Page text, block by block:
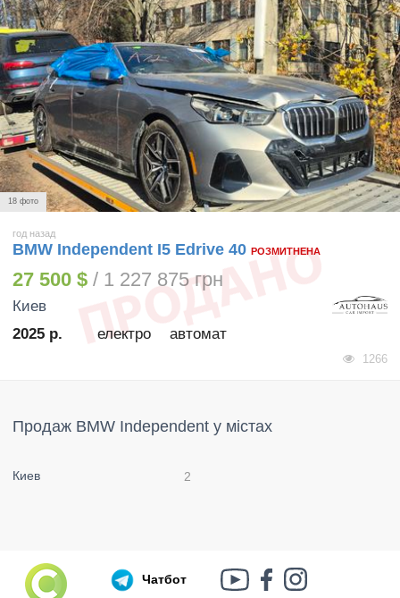
18 фото
год назад
BMW Independent I5 Edrive 40 РОЗМИТНЕНА
27 500 $ / 1 227 875 грн
Киев
2025 р.
електро автомат
1266
Продаж BMW Independent у містах
Киев 2
Чатбот